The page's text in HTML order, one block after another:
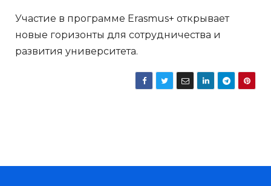
Участие в программе Erasmus+ открывает
новые горизонты для сотрудничества и
развития университета.